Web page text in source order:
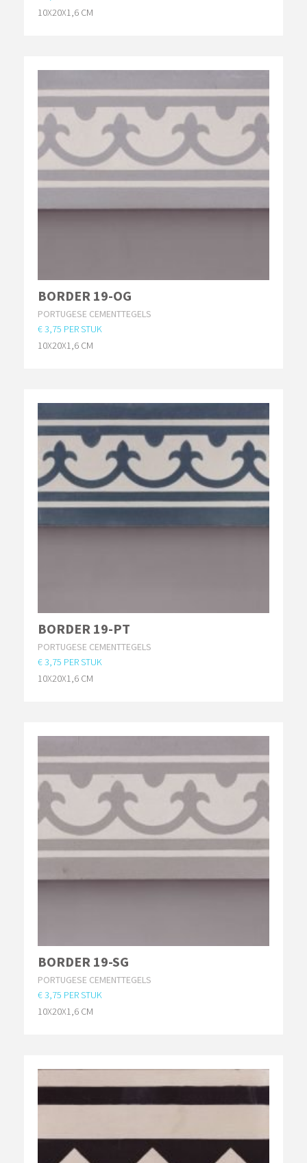
10X20X1,6 CM
BORDER 19-OG
PORTUGESE CEMENTTEGELS
€ 3,75 PER STUK
10X20X1,6 CM
BORDER 19-PT
PORTUGESE CEMENTTEGELS
€ 3,75 PER STUK
10X20X1,6 CM
BORDER 19-SG
PORTUGESE CEMENTTEGELS
€ 3,75 PER STUK
10X20X1,6 CM